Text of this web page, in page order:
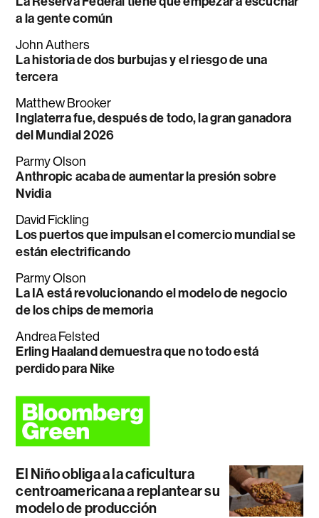
a la gente común
John Authers
La historia de dos burbujas y el riesgo de una
tercera
Matthew Brooker
Inglaterra fue, después de todo, la gran ganadora
del Mundial 2026
Parmy Olson
Anthropic acaba de aumentar la presión sobre
Nvidia
David Fickling
Los puertos que impulsan el comercio mundial se
están electrificando
Parmy Olson
La IA está revolucionando el modelo de negocio
de los chips de memoria
Andrea Felsted
Erling Haaland demuestra que no todo está
perdido para Nike
El Niño obliga a la caficultura
centroamericana a replantear su
modelo de producción